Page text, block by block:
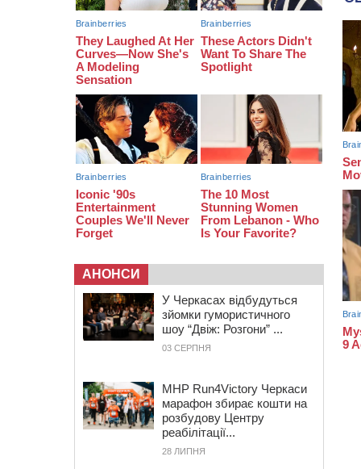
до школи: як оформити “Пакунок
школяра”
04 СЕРПНЯ 2026, ВІВТОРОК
20:54 На Черкащині очікують пік спеки
АНОНСИ
У Черкасах відбудуться
зйомки гумористичного
шоу “Двіж: Розгони” ...
03 СЕРПНЯ
MHP Run4Victory Черкаси
марафон збирає кошти на
розбудову Центру
реабілітації...
28 ЛИПНЯ